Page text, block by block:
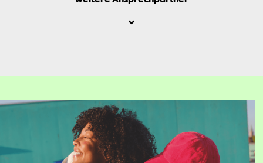
Neu­wa­gen­dis­po­si­ti­on